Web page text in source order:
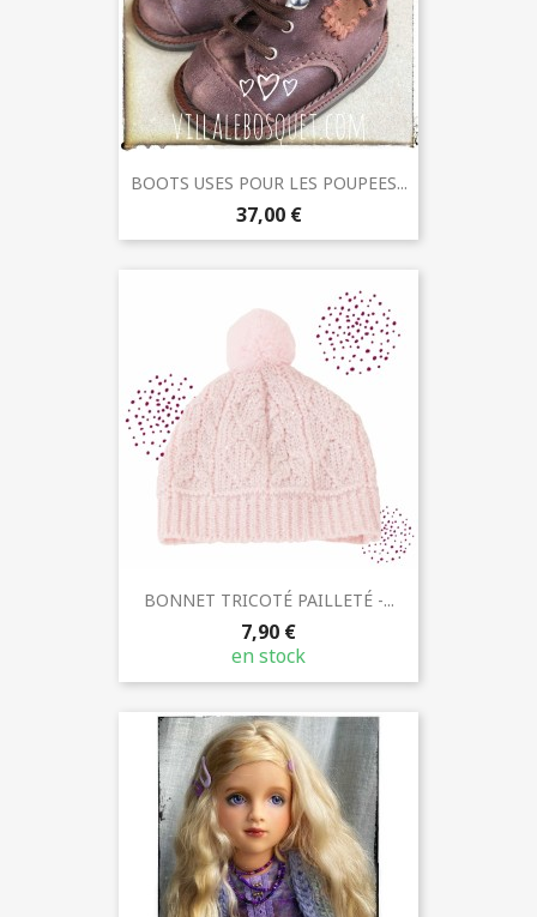
BOOTS USES POUR LES POUPEES...
37,00 €
BONNET TRICOTÉ PAILLETÉ -...
7,90 €
en stock